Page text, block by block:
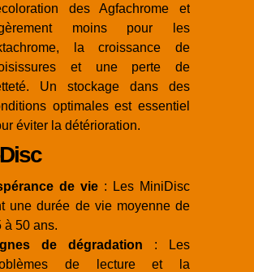
des Agfachrome et
moins pour les
la croissance de
et une perte de
Un stockage dans des
optimales est essentiel
éviter la détérioration.
de vie : Les MiniDisc
une durée de vie moyenne de
à 50 ans.
de dégradation : Les
de lecture et la